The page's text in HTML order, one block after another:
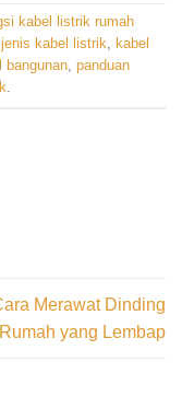
kabel listrik rumah
jenis kabel listrik, kabel
bangunan, panduan
.
Merawat Dinding
Rumah yang Lembap